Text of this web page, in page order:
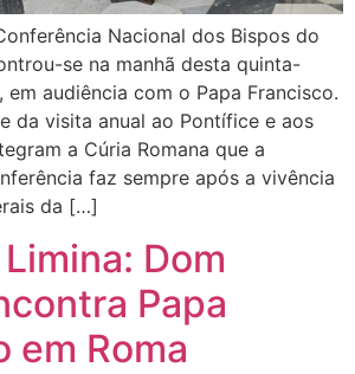
Nacional dos Bispos do
se na manhã desta quinta-
em audiência com o Papa Francisco.
da visita anual ao Pontífice e aos
a Cúria Romana que a
faz sempre após a vivência
da […]
Dom
Papa
em Roma